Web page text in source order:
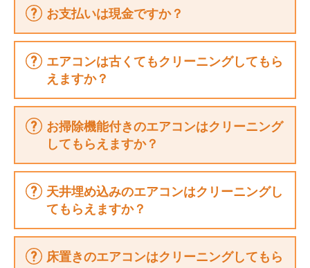
お電話でのお問い合わせは
0120-112-735
月～日曜日
お支払いは現金ですか？
エアコンは古くてもクリーニングしてもら
えますか？
お掃除機能付きのエアコンはクリーニング
してもらえますか？
天井埋め込みのエアコンはクリーニングし
てもらえますか？
床置きのエアコンはクリーニングしてもら